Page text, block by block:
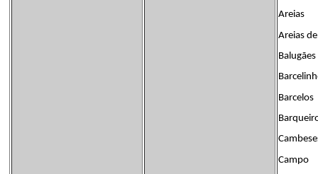
Areias
Areias
Balugães
Barcelos
Campo